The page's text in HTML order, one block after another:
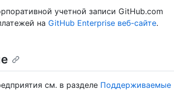
учетной записи GitHub.com
на GitHub Enterprise веб-сайте.
см. в разделе Поддерживаемые